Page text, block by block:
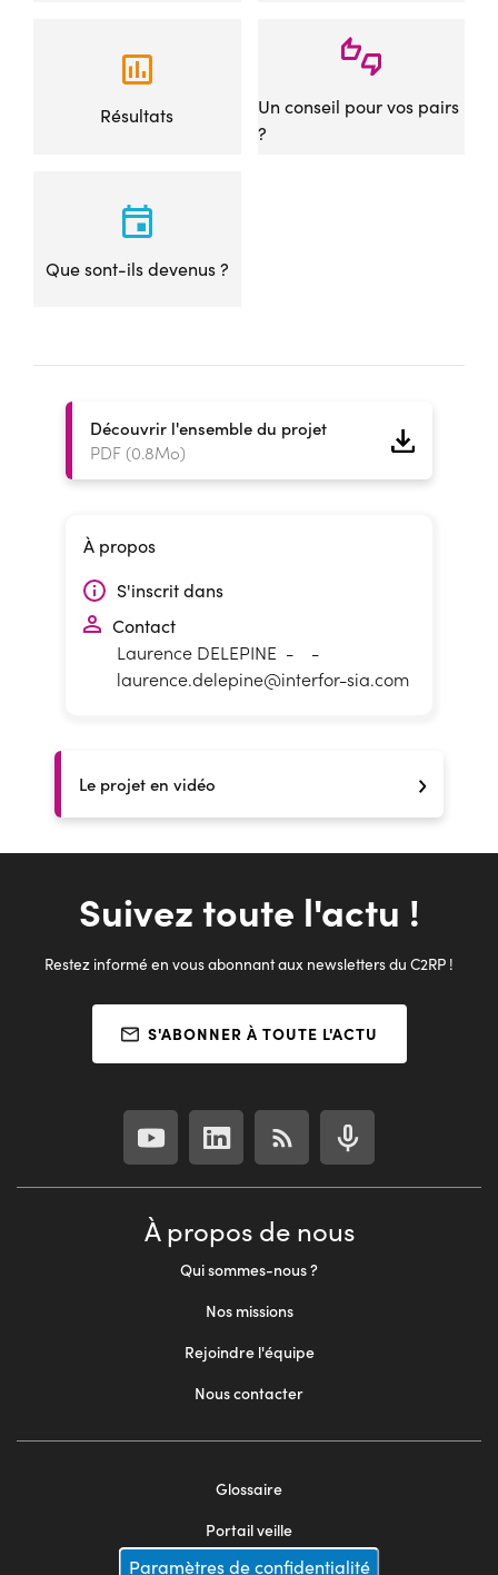
Résultats
Un conseil pour vos pairs
?
Que sont-ils devenus ?
Découvrir l'ensemble du projet
PDF (0.8Mo)
À propos
S'inscrit dans
Contact
Laurence DELEPINE -
-
laurence.delepine@interfor-sia.com
Le projet en vidéo
Suivez toute l'actu !
Restez informé en vous abonnant aux newsletters du C2RP !
S'ABONNER À TOUTE L'ACTU
À propos de nous
Qui sommes-nous ?
Nos missions
Rejoindre l'équipe
Nous contacter
Glossaire
Portail veille
Paramètres de confidentialité